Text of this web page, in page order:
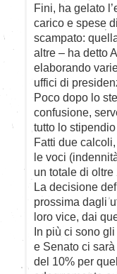
Fini, ha gelato
carico e spese
scampato:
altre – ha detto
elaborando
uffici di
Poco dopo lo
confusione,
tutto lo
Fatti due
le voci
un totale di
La decisione
prossima dagli
loro vice, dai
In più ci sono
e Senato ci
del 10% per